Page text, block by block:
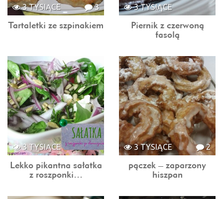
3
3 TYSIĄCE
Tartaletki ze szpinakiem
3 TYSIĄCE
Piernik z czerwoną
fasolą
3 TYSIĄCE
Lekko pikantna sałatka
z roszponki…
2
3 TYSIĄCE
pączek – zaparzony
hiszpan